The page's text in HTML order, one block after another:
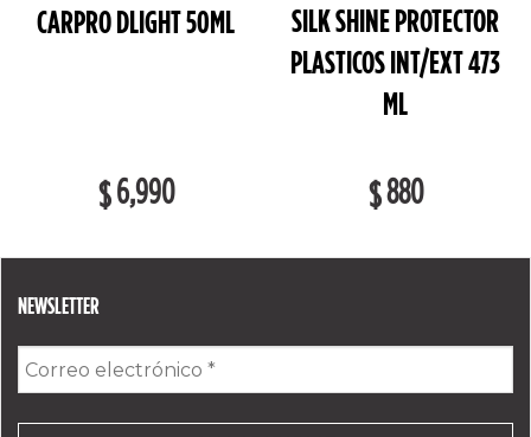
CARPRO DLIGHT 50ML
$ 6,990
SILK SHINE PROTECTOR
PLASTICOS INT/EXT 473
ML
$880
NEWSLETTER
electrónico